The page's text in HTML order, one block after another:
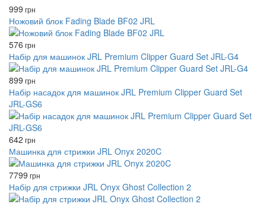
999 грн
Ножовий блок Fading Blade BF02 JRL
576 грн
Набір для машинок JRL Premium Clipper Guard Set JRL-G4
899 грн
Набір насадок для машинок JRL Premium Clipper Guard Set
JRL-GS6
642 грн
Машинка для стрижки JRL Onyx 2020C
7799 грн
Набір для стрижки JRL Onyx Ghost Collection 2